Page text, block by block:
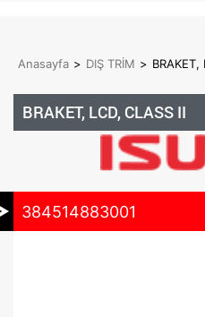
Anasayfa > DIŞ TRİM >
BRAKET, LCD, CLASS II
384514883001